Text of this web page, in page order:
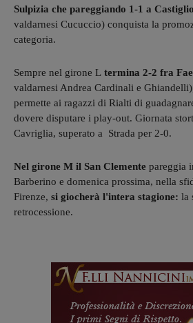
Sulpizia che pareggiando 1-1 a
valdarnesi Cucuccio) conquista la
categoria.
Sempre nel girone L termina 2-2 fra
valdarnesi Andrea Cardinali e
permette ai ragazzi di Rialti di
dovere disputare i play-out. Giornata
Cavriglia, superato a Strada per 2-0.
Nel girone M il San Clemente pareggia
Barberino e domenica prossima, nella
Firenze, si giocherà l'intera stagione: la
retrocessione.